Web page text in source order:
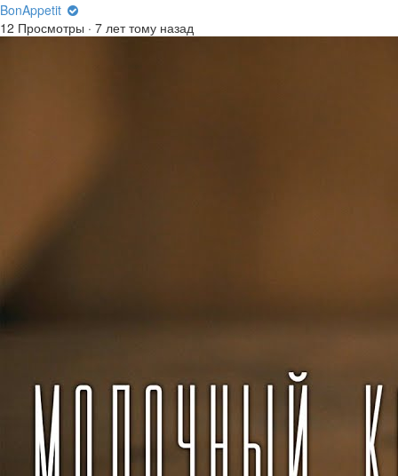
BonAppetit
12 Просмотры · 7 лет тому назад